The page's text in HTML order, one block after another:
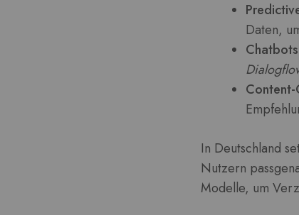
Daten,
In Deutschland
Nutzern
Modelle, um